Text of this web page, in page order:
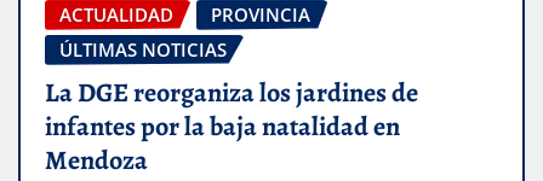
ACTUALIDAD
PROVINCIA
ÚLTIMAS NOTICIAS
La DGE reorganiza los jardines de
infantes por la baja natalidad en
Mendoza